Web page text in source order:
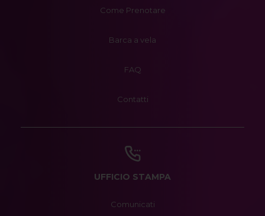
Come Prenotare
Barca a vela
FAQ
Contatti
UFFICIO STAMPA
Comunicati